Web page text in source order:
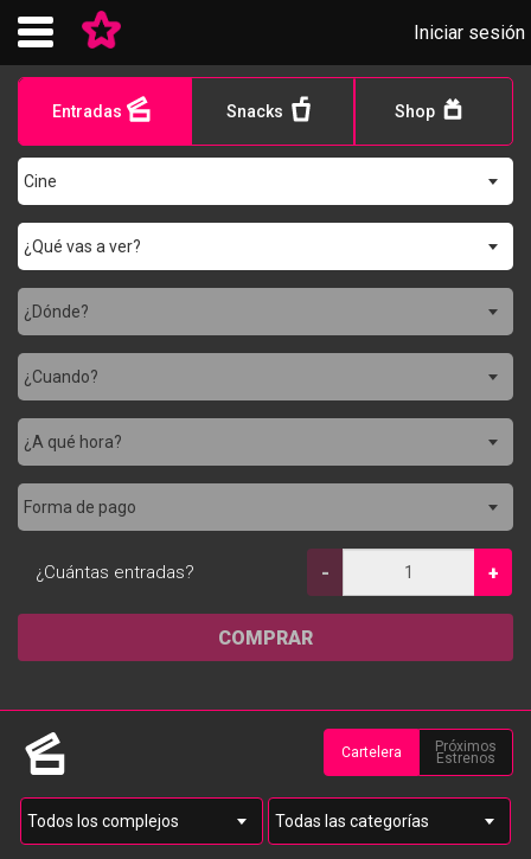
Iniciar sesión
Entradas Snacks Shop
¿Cuántas entradas? - +
COMPRAR
Cartelera Próximos
Estrenos